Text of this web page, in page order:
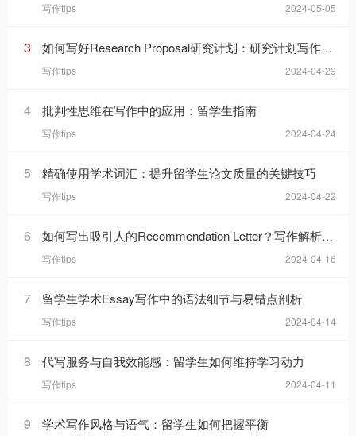
写作tips 2024-05-05
3 如何写好Research Proposal研究计划：研究计划写作的七个要素
写作tips 2024-04-29
4 批判性思维在写作中的应用：留学生指南
写作tips 2024-04-24
5 精确使用学术词汇：提升留学生论文质量的关键技巧
写作tips 2024-04-22
6 如何写出吸引人的Recommendation Letter？写作解析与技巧！
写作tips 2024-04-16
7 留学生学术Essay写作中的语法细节与易错点剖析
写作tips 2024-04-14
8 代写服务与自我效能感：留学生如何维持学习动力
写作tips 2024-04-11
9 学术写作风格与语气：留学生如何把握平衡